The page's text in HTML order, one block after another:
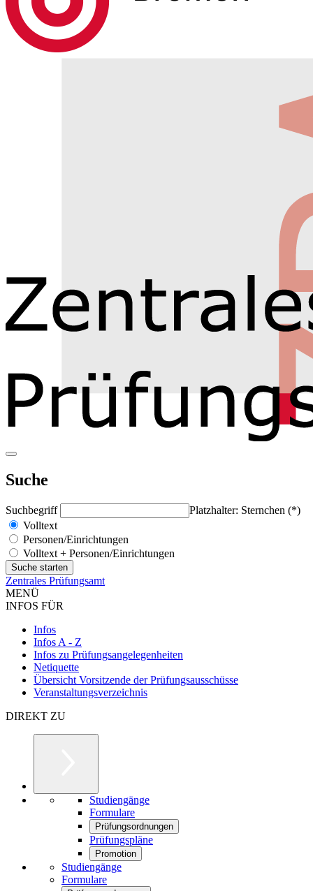
Suche
Suchbegriff
Platzhalter: Sternchen (*)
Volltext
Personen/Einrichtungen
Volltext + Personen/Einrichtungen
Zentrales Prüfungsamt
MENÜ
INFOS FÜR
Infos
Infos A - Z
Infos zu Prüfungsangelegenheiten
Netiquette
Übersicht Vorsitzende der Prüfungsausschüsse
Veranstaltungsverzeichnis
DIREKT ZU
Studiengänge
Formulare
Prüfungsordnungen
Prüfungspläne
Promotion
Studiengänge
Formulare